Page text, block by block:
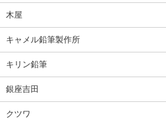
木屋
キャメル鉛筆製作所
キリン鉛筆
銀座吉田
クツワ